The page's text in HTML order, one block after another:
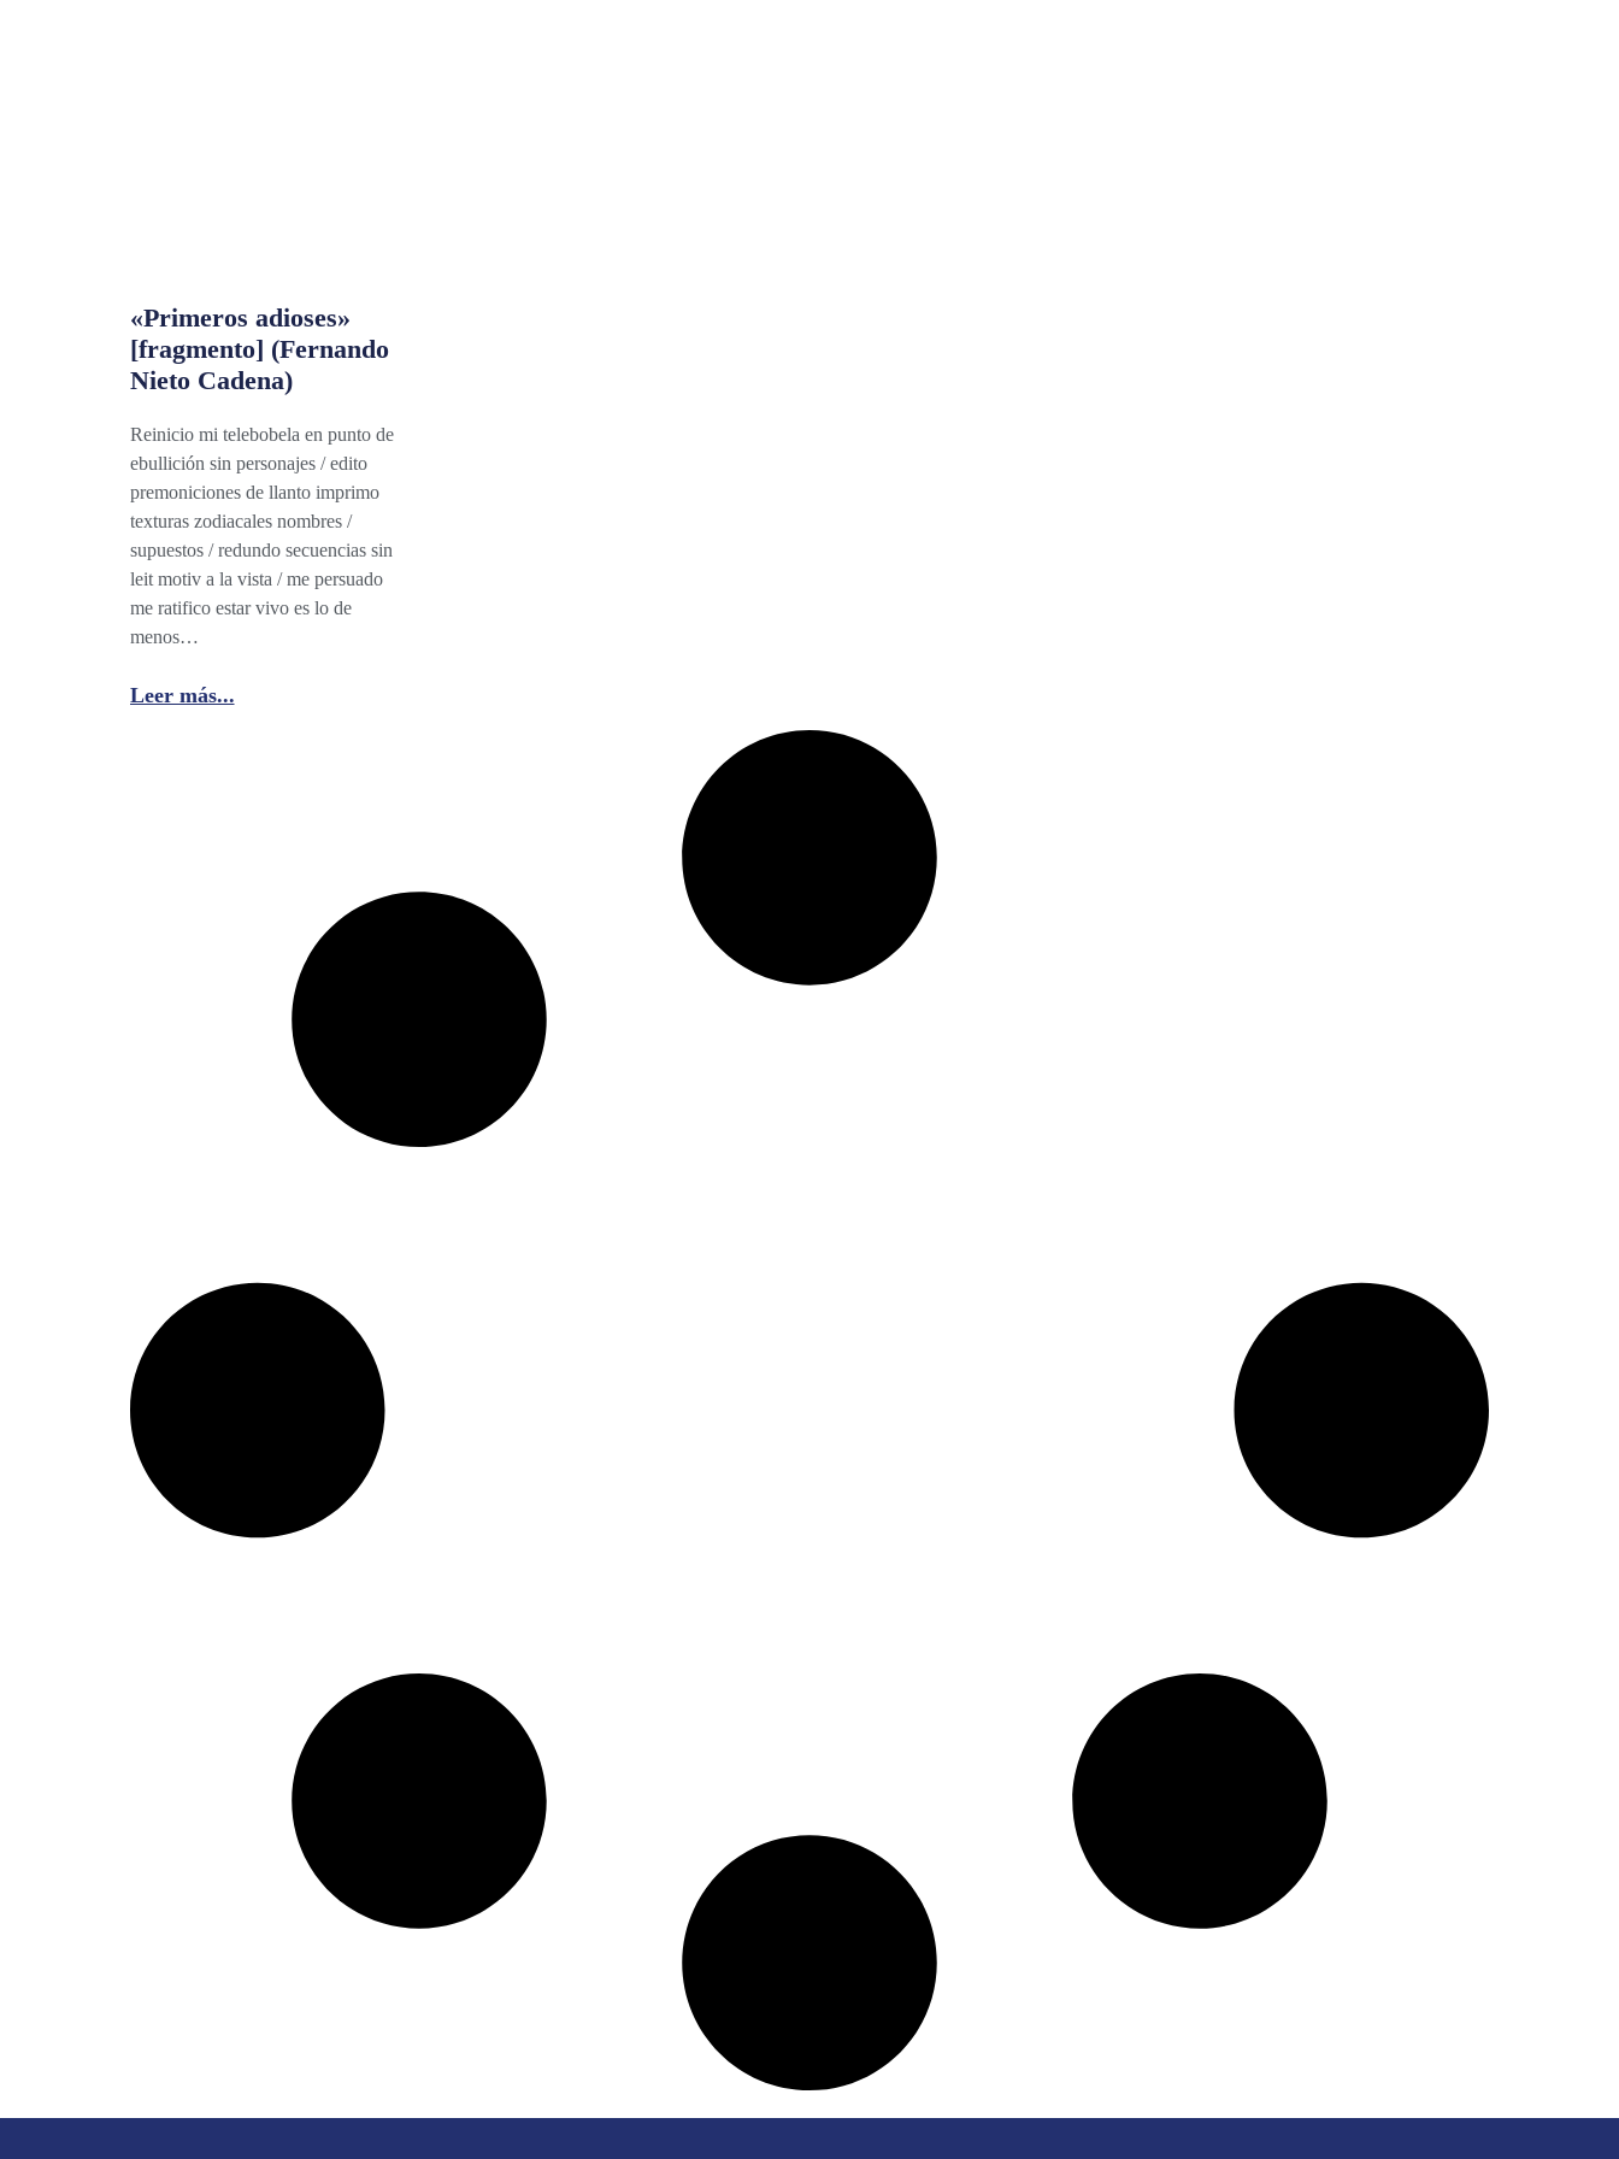
«Primeros adioses»
[fragmento] (Fernando
Nieto Cadena)
Reinicio mi telebobela en punto de
ebullición sin personajes / edito
premoniciones de llanto imprimo
texturas zodiacales nombres /
supuestos / redundo secuencias sin
leit motiv a la vista / me persuado
me ratifico estar vivo es lo de
menos…
Leer más...